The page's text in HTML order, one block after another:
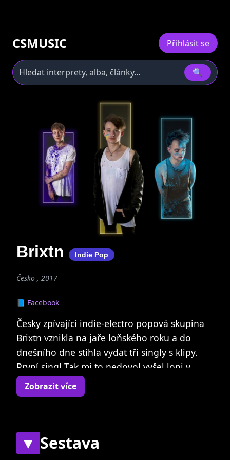
CSMUSIC Přihlásit se
🔍
Brixtn Indie Pop
Česko , 2017
📘 Facebook
Česky zpívající indie-electro popová skupina
Brixtn vznikla na jaře loňského roku a do
dnešního dne stihla vydat tři singly s klipy.
První singl Tak mi to nedovol vyšel loni v
červnu a na TV Óčko patřil k nejhranějším
klipům loňského roku. Kapela je také
Chemie spolu s klipem, který stejně jako první
klip natočil renomovaný režisér Juan David
Zobrazit více
▼ Sestava